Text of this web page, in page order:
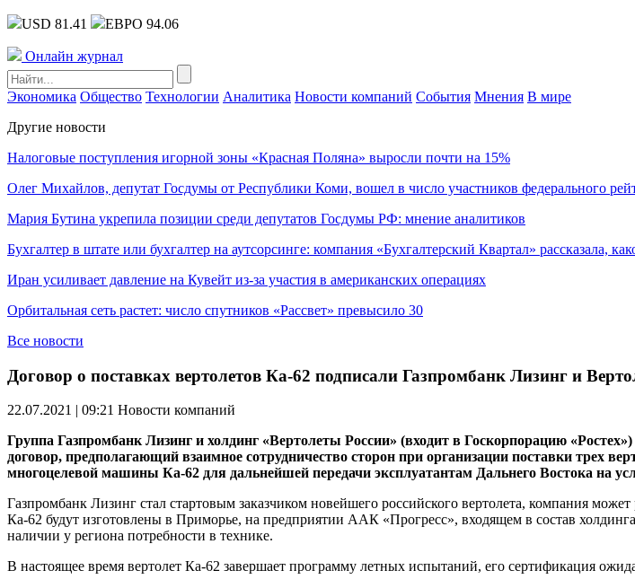
USD 81.41 ЕВРО 94.06
Онлайн журнал
Экономика Общество Технологии Аналитика Новости компаний События Мнения В мире
Другие новости
Налоговые поступления игорной зоны «Красная Поляна» выросли почти на 15%
Олег Михайлов, депутат Госдумы от Республики Коми, вошел в число участников федерального
Мария Бутина укрепила позиции среди депутатов Госдумы РФ: мнение аналитиков
Бухгалтер в штате или бухгалтер на аутсорсинге: компания «Бухгалтерский Квартал» рассказала,
Иран усиливает давление на Кувейт из-за участия в американских операциях
Орбитальная сеть растет: число спутников «Рассвет» превысило 30
Все новости
Договор о поставках вертолетов Ка-62 подписали Газпромбанк Лизинг и
22.07.2021 | 09:21 Новости компаний
Группа Газпромбанк Лизинг и холдинг «Вертолеты России» (входит в Госкорпорацию
договор, предполагающий взаимное сотрудничество сторон при организации поставки трех
многоцелевой машины Ка-62 для дальнейшей передачи эксплуатантам Дальнего Востока на
Газпромбанк Лизинг стал стартовым заказчиком новейшего российского вертолета, компания
Ка-62 будут изготовлены в Приморье, на предприятии ААК «Прогресс», входящем в состав
наличии у региона потребности в технике.
В настоящее время вертолет Ка-62 завершает программу летных испытаний, его сертификация